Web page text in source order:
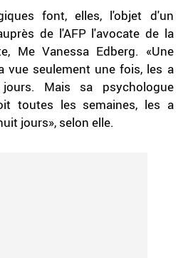
font, elles, l'objet d'un
de l'AFP l'avocate de la
Me Vanessa Edberg. «Une
vue seulement une fois, les a
Mais sa psychologue
toutes les semaines, les a
jours», selon elle.